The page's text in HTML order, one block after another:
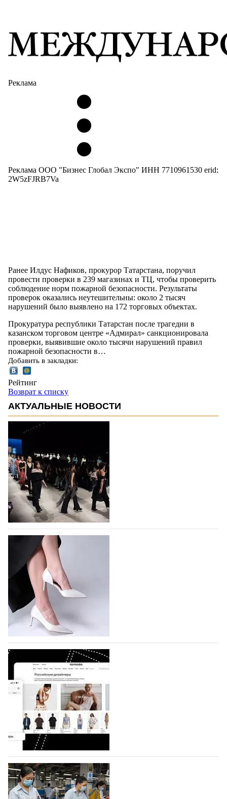
Реклама
Реклама ООО "Бизнес Глобал Экспо" ИНН 7710961530 erid:
2W5zFJRB7Va
Ранее Илдус Нафиков, прокурор Татарстана, поручил
провести проверки в 239 магазинах и ТЦ, чтобы проверить
соблюдение норм пожарной безопасности. Результаты
проверок оказались неутешительны: около 2 тысяч
нарушений было выявлено на 172 торговых объектах.
Прокуратура республики Татарстан после трагедии в
казанском торговом центре «Адмирал» санкционировала
проверки, выявившие около тысячи нарушений правил
пожарной безопасности в…
Добавить в закладки:
Рейтинг
Возврат к списку
АКТУАЛЬНЫЕ НОВОСТИ
На участие в Московской неделе моды
подано 1047 заявок
На участие в седьмой Московской неделе моды,
которая пройдет в российской столице с 26 сентября
по 1 октября, уже подано 1047 заявок. Примерно
половину из них (494) прислали дизайнеры,
коллекции которых не были представлены в…
07.08.2026 617
BALLINA представит свои новинки на Euro
Shoes
Компания BALLINA Guangzhou Lihuang Footwear
Co., Ltd., основанная в 2011 году и расположенная в
Гуанчжоу, столице моды Китая, является
профессиональной обувной компанией,
объединяющей разработку, производство и…
07.08.2026 474
На платформе Lamoda - новый раздел и
условия продвижения локальных